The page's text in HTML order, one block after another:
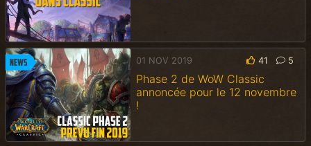
News 01 NOV 2019 41 5
Phase 2 de WoW Classic
annoncée pour le 12 novembre
!